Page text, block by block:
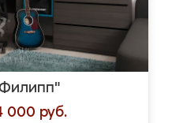
000 руб.